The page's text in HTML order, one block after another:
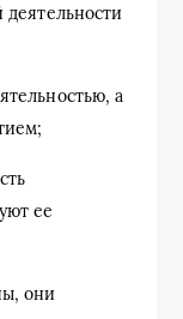
деятельности
а
ее
они